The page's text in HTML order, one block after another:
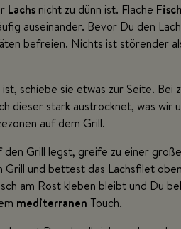
Lachs nicht zu dünn ist. Flache
auseinander. Bevor Du den
befreien. Nichts ist störender
schiebe sie etwas zur Seite.
dieser stark austrocknet, was wir
auf dem Grill.
den Grill legst, greife zu einer
Grill und bettest das Lachsfilet
am Rost kleben bleibt und Du
mediterranen Touch.